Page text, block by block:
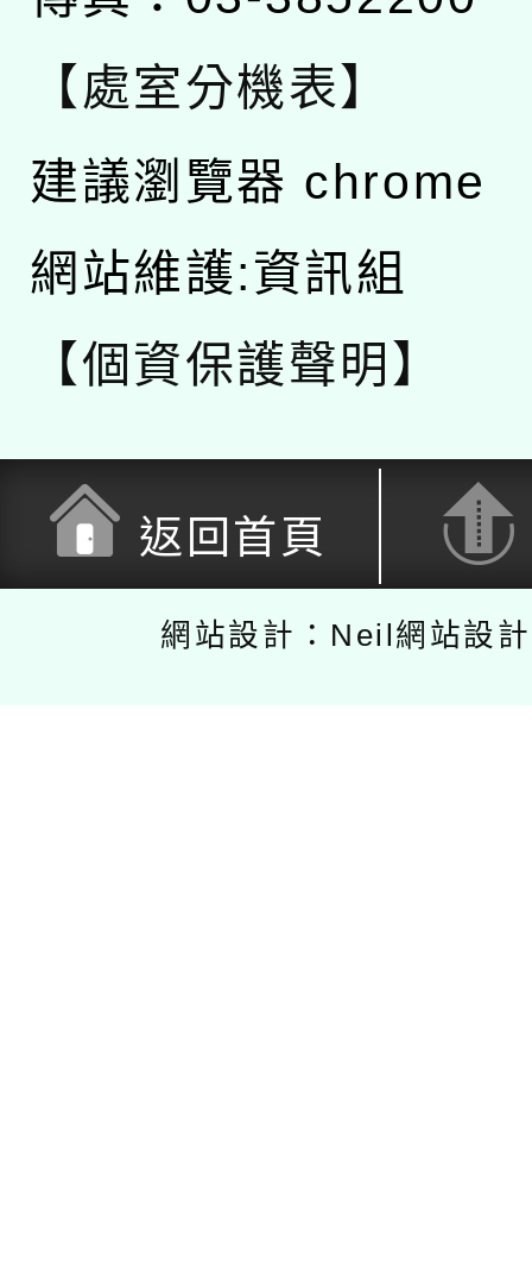
【處室分機表】
建議瀏覽器 chrome
網站維護:資訊組
【個資保護聲明】
返回首頁
網站設計：Neil網站設